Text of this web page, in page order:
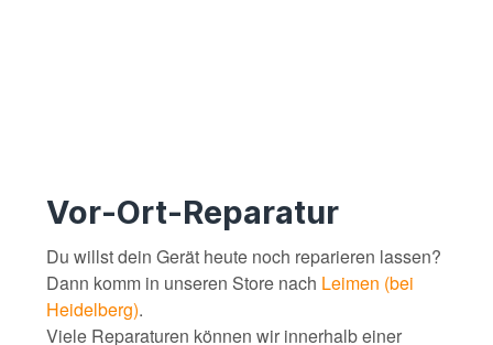
Vor-Ort-Reparatur
Du willst dein Gerät heute noch reparieren lassen?
Dann komm in unseren Store nach Leimen (bei
Heidelberg).
Viele Reparaturen können wir innerhalb einer